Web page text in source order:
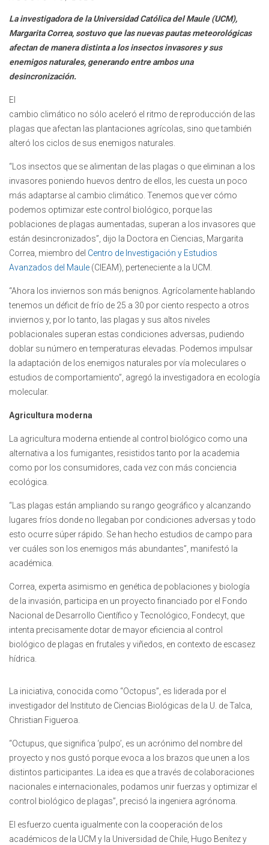
La investigadora de la Universidad Católica del Maule (UCM),
Margarita Correa, sostuvo que las nuevas pautas meteorológicas
afectan de manera distinta a los insectos invasores y sus
enemigos naturales, generando entre ambos una
desincronización.
El
cambio climático no sólo aceleró el ritmo de reproducción de las
plagas que afectan las plantaciones agrícolas, sino que también
alteró los ciclos de sus enemigos naturales.
“Los insectos que se alimentan de las plagas o que eliminan a los
invasores poniendo huevos dentro de ellos, les cuesta un poco
más adaptarse al cambio climático. Tenemos que ver cómo
podemos optimizar este control biológico, porque las
poblaciones de plagas aumentadas, superan a los invasores que
están desincronizados”, dijo la Doctora en Ciencias, Margarita
Correa, miembro del Centro de Investigación y Estudios
Avanzados del Maule (CIEAM), perteneciente a la UCM.
“Ahora los inviernos son más benignos. Agrícolamente hablando
tenemos un déficit de frío de 25 a 30 por ciento respecto a otros
inviernos y, por lo tanto, las plagas y sus altos niveles
poblacionales superan estas condiciones adversas, pudiendo
doblar su número en temperaturas elevadas. Podemos impulsar
la adaptación de los enemigos naturales por vía moleculares o
estudios de comportamiento”, agregó la investigadora en ecología
molecular.
Agricultura moderna
La agricultura moderna entiende al control biológico como una
alternativa a los fumigantes, resistidos tanto por la academia
como por los consumidores, cada vez con más conciencia
ecológica.
“Las plagas están ampliando su rango geográfico y alcanzando
lugares fríos donde no llegaban por condiciones adversas y todo
esto ocurre súper rápido. Se han hecho estudios de campo para
ver cuáles son los enemigos más abundantes”, manifestó la
académica.
Correa, experta asimismo en genética de poblaciones y biología
de la invasión, participa en un proyecto financiado por el Fondo
Nacional de Desarrollo Científico y Tecnológico, Fondecyt, que
intenta precisamente dotar de mayor eficiencia al control
biológico de plagas en frutales y viñedos, en contexto de escasez
hídrica.
La iniciativa, conocida como “Octopus”, es liderada por el
investigador del Instituto de Ciencias Biológicas de la U. de Talca,
Christian Figueroa.
“Octupus, que significa ‘pulpo’, es un acrónimo del nombre del
proyecto y nos gustó porque evoca a los brazos que unen a los
distintos participantes. La idea es que a través de colaboraciones
nacionales e internacionales, podamos unir fuerzas y optimizar el
control biológico de plagas”, precisó la ingeniera agrónoma.
El esfuerzo cuenta igualmente con la cooperación de los
académicos de la UCM y la Universidad de Chile, Hugo Benítez y